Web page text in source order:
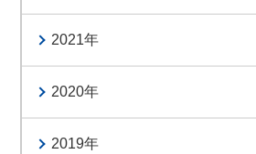
2021
2020
2019